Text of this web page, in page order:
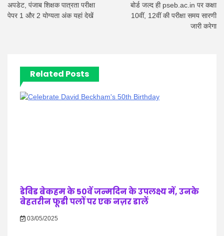
अपडेट, पंजाब शिक्षक पात्रता परीक्षा
पेपर 1 और 2 योग्यता अंक यहां देखें
बोर्ड जल्द ही pseb.ac.in पर कक्षा
10वीं, 12वीं की परीक्षा समय सारणी
जारी करेगा
Related Posts
डेविड बेकहम के 50वें जन्मदिन के उपलक्ष्य में, उनके
बेहतरीन फूडी पलों पर एक नज़र डालें
03/05/2025